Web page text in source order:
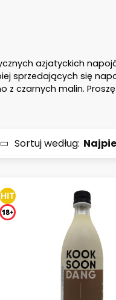
azjatyckich
sprzedających się
z czarnych malin.
Sortuj według: